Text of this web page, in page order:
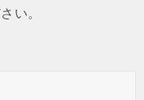
い。